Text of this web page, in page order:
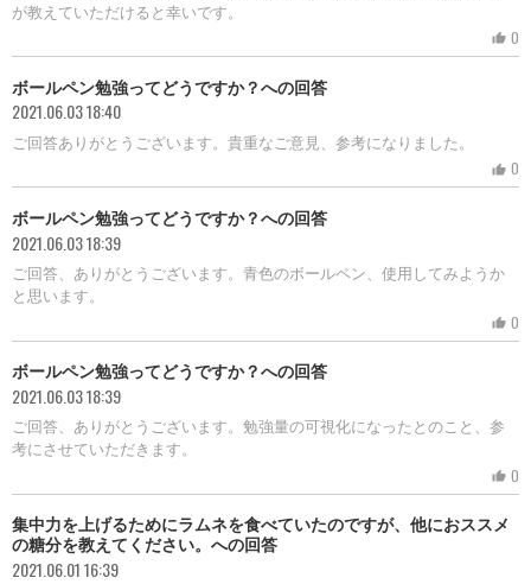
が教えていただけると幸いです。
thumb_up 0
ボールペン勉強ってどうですか？への回答
2021.06.03 18:40
ご回答ありがとうございます。貴重なご意見、参考になりました。
thumb_up 0
ボールペン勉強ってどうですか？への回答
2021.06.03 18:39
ご回答、ありがとうございます。青色のボールペン、使用してみようか
と思います。
thumb_up 0
ボールペン勉強ってどうですか？への回答
2021.06.03 18:39
ご回答、ありがとうございます。勉強量の可視化になったとのこと、参
考にさせていただきます。
thumb_up 0
集中力を上げるためにラムネを食べていたのですが、他におススメ
の糖分を教えてください。への回答
2021.06.01 16:39